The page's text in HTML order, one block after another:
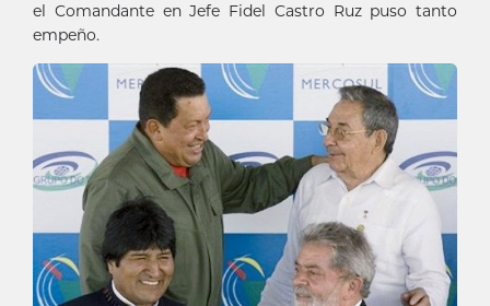
el Comandante en Jefe Fidel Castro Ruz puso tanto
empeño.